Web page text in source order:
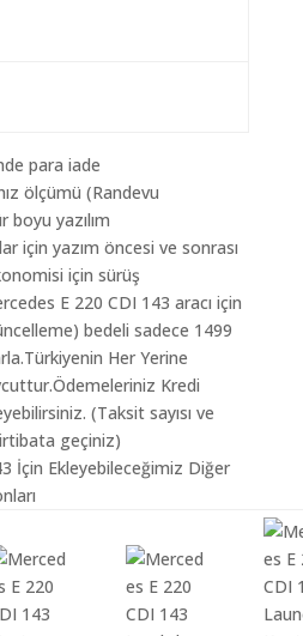
para iade
ölçümü (Randevu
yazılım
için yazım öncesi ve sonrası
için sürüş
E 220 CDI 143 aracı için
bedeli sadece 1499
Her Yerine
Kredi
(Taksit sayısı ve
geçiniz)
İçin Ekleyebileceğimiz Diğer